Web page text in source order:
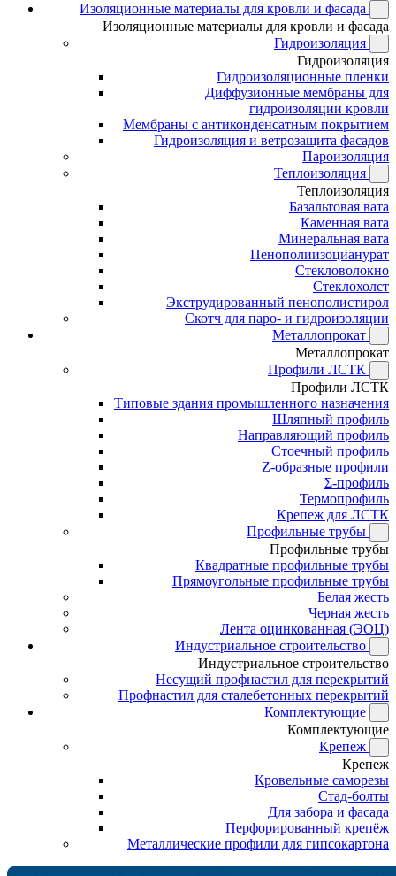
Изоляционные материалы для кровли и фасада
Изоляционные материалы для кровли и фасада
Гидроизоляция
Гидроизоляция
Гидроизоляционные пленки
Диффузионные мембраны для
гидроизоляции кровли
Мембраны с антиконденсатным покрытием
Гидроизоляция и ветрозащита фасадов
Пароизоляция
Теплоизоляция
Теплоизоляция
Базальтовая вата
Каменная вата
Минеральная вата
Пенополиизоцианурат
Стекловолокно
Стеклохолст
Экструдированный пенополистирол
Скотч для паро- и гидроизоляции
Металлопрокат
Металлопрокат
Профили ЛСТК
Профили ЛСТК
Типовые здания промышленного назначения
Шляпный профиль
Направляющий профиль
Стоечный профиль
Z-образные профили
Σ-профиль
Термопрофиль
Крепеж для ЛСТК
Профильные трубы
Профильные трубы
Квадратные профильные трубы
Прямоугольные профильные трубы
Белая жесть
Черная жесть
Лента оцинкованная (ЭОЦ)
Индустриальное строительство
Индустриальное строительство
Несущий профнастил для перекрытий
Профнастил для сталебетонных перекрытий
Комплектующие
Комплектующие
Крепеж
Крепеж
Кровельные саморезы
Стад-болты
Для забора и фасада
Перфорированный крепёж
Металлические профили для гипсокартона